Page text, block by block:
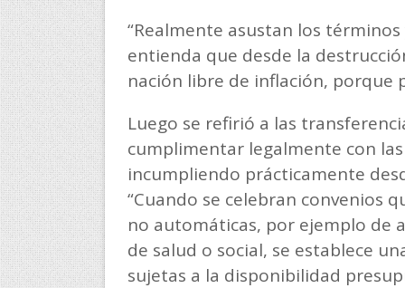
“Realmente asustan los
entienda que desde la
nación libre de inflación, porque
Luego se refirió a las
cumplimentar legalmente con
incumpliendo prácticamente
“Cuando se celebran convenios
no automáticas, por ejemplo de
de salud o social, se establece
sujetas a la disponibilidad